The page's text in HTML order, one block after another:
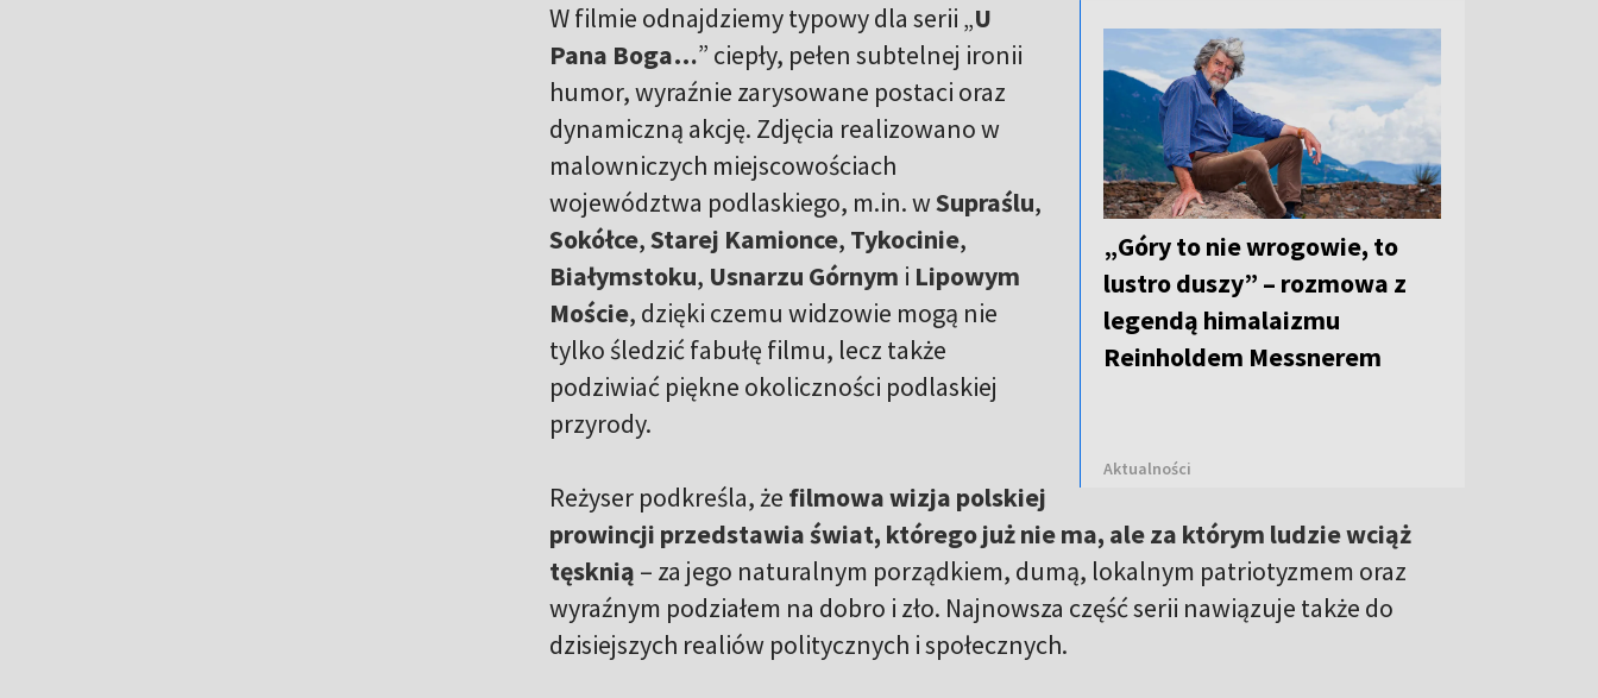
„Góry to nie wrogowie, to
lustro duszy” – rozmowa z
legendą himalaizmu
Reinholdem Messnerem
Aktualności
W filmie odnajdziemy typowy dla serii „U
Pana Boga…” ciepły, pełen subtelnej ironii
humor, wyraźnie zarysowane postaci oraz
dynamiczną akcję. Zdjęcia realizowano w
malowniczych miejscowościach
województwa podlaskiego, m.in. wSupraślu,
Sokółce,Starej Kamionce, Tykocinie,
Białymstoku, Usnarzu Górnym i Lipowym
Moście, dzięki czemu widzowie mogą nie
tylko śledzić fabułę filmu, lecz także
podziwiać piękne okoliczności podlaskiej
przyrody.
Reżyser podkreśla, że filmowa wizja polskiej
prowincji przedstawia świat, którego już nie ma, ale za którym ludzie wciąż
tęsknią – za jego naturalnym porządkiem, dumą, lokalnym patriotyzmem oraz
wyraźnym podziałem na dobro i zło. Najnowsza część serii nawiązuje także do
dzisiejszych realiów politycznych i społecznych.